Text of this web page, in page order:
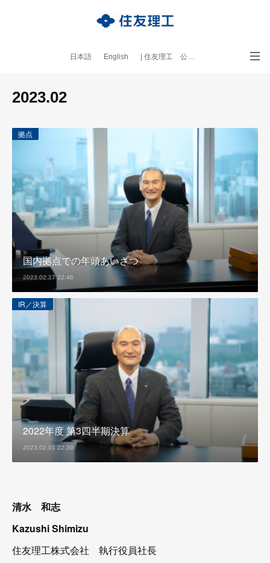
日本語 English | 住友理工 公式サイト
2023.02
拠点
国内拠点での年頭あいさつ
2023.02.27 22:46
IR／決算
2022年度 第3四半期決算
2023.02.01 22:39
清水 和志
Kazushi Shimizu
住友理工株式会社 執行役員社長